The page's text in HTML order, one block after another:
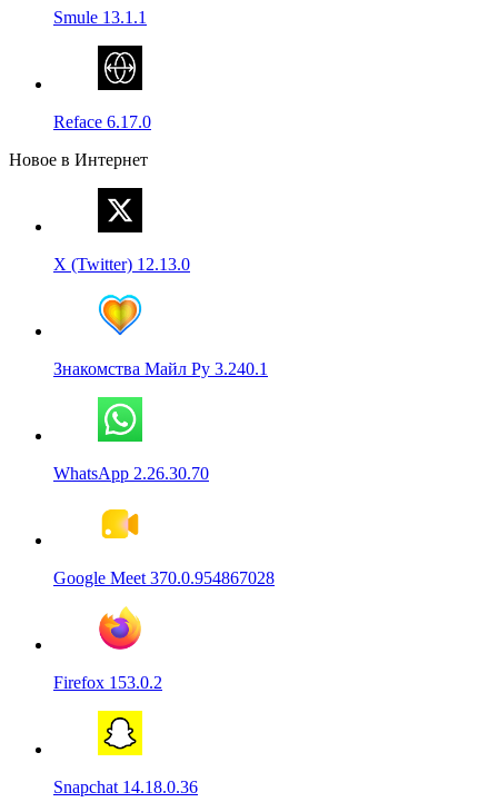
Smule 13.1.1
Reface 6.17.0
Новое в Интернет
X (Twitter) 12.13.0
Знакомства Майл Ру 3.240.1
WhatsApp 2.26.30.70
Google Meet 370.0.954867028
Firefox 153.0.2
Snapchat 14.18.0.36